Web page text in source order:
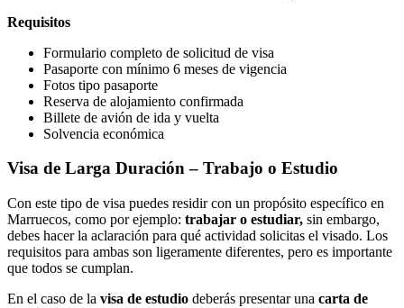
Requisitos
Formulario completo de solicitud de visa
Pasaporte con mínimo 6 meses de vigencia
Fotos tipo pasaporte
Reserva de alojamiento confirmada
Billete de avión de ida y vuelta
Solvencia económica
Visa de Larga Duración – Trabajo o Estudio
Con este tipo de visa puedes residir con un propósito específico en
Marruecos, como por ejemplo: trabajar o estudiar, sin embargo,
debes hacer la aclaración para qué actividad solicitas el visado. Los
requisitos para ambas son ligeramente diferentes, pero es importante
que todos se cumplan.
En el caso de la visa de estudio deberás presentar una carta de